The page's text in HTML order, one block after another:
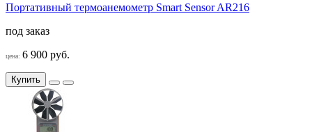
Портативный термоанемометр Smart Sensor AR216
под заказ
цена: 6 900 руб.
Купить